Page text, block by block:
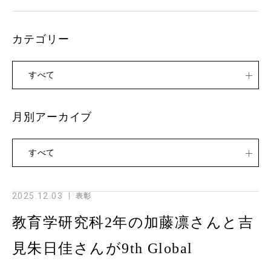
2025.12.03 表彰
教育学研究科2年の加藤凛さんと吉
見朱日佳さんが9th Global
カテゴリー
すべて
月別アーカイブ
すべて